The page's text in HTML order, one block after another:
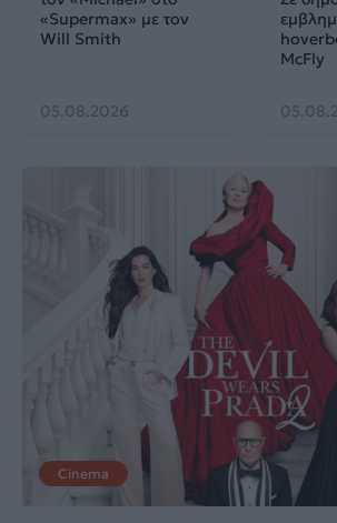
«Supermax» με τον
Will Smith
05.08.2026
McFly
Cinema